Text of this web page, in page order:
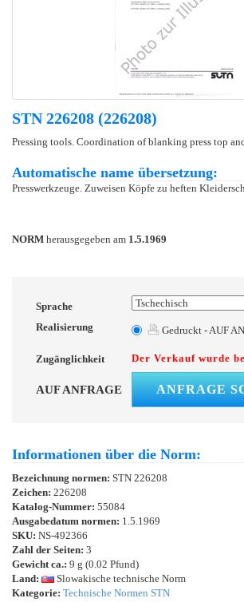
STN 226208 (226208)
Pressing tools. Coordination of blanking press top
Automatische name übersetzung:
Presswerkzeuge. Zuweisen Köpfe zu heften
NORM herausgegeben am 1.5.1969
Sprache
Realisierung
Gedruckt - AUF
Zugänglichkeit Der Verkauf wurde
AUF ANFRAGE ANFRAGE
Informationen über die Norm:
Bezeichnung normen: STN 226208
Zeichen: 226208
Katalog-Nummer: 55084
Ausgabedatum normen: 1.5.1969
SKU: NS-492366
Zahl der Seiten: 3
Gewicht ca.: 9 g (0.02 Pfund)
Land:
Slowakische technische Norm
Kategorie: Technische Normen STN